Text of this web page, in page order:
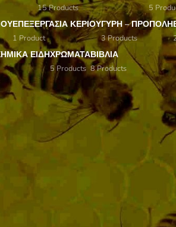
15 Products 5
ΕΠΕΞΕΡΓΑΣΊΑ ΚΕΡΙΟΎ
1 Product
ΓΎΡΗ – ΠΡΌΠΟΛΗ
3 Products
ΕΙΔΗΧΡΏΜΑΤΑ
5 Products
ΒΙΒΛΊΑ
8 Products